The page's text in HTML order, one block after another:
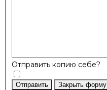
Отправить копию себе?
Отправить Закрыть форму